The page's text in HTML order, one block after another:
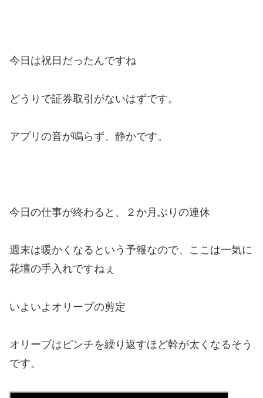
今日は祝日だったんですね
どうりで証券取引がないはずです。
アプリの音が鳴らず、静かです。
今日の仕事が終わると、２か月ぶりの連休
週末は暖かくなるという予報なので、ここは一気に
花壇の手入れですねぇ
いよいよオリーブの剪定
オリーブはピンチを繰り返すほど幹が太くなるそう
です。